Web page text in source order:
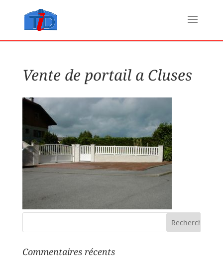
Vente de portail a Cluses
Commentaires récents